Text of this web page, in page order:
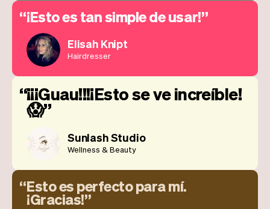
¡Esto es tan simple de usar!
Elisah Knipt
Hairdresser
¡¡¡Guau!!!¡Esto se ve increíble!
😱
Sunlash Studio
Wellness & Beauty
Esto es perfecto para mí.
¡Gracias!